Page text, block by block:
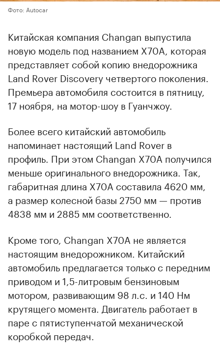
Фото: Autocar
Китайская компания Changan выпустила
новую модель под названием X70A, которая
представляет собой копию внедорожника
Land Rover Discovery четвертого поколения.
Премьера автомобиля состоится в пятницу,
17 ноября, на мотор-шоу в Гуанчжоу.
Более всего китайский автомобиль
напоминает настоящий Land Rover в
профиль. При этом Changan X70A получился
меньше оригинального внедорожника. Так,
габаритная длина X70A составила 4620 мм,
а размер колесной базы 2750 мм — против
4838 мм и 2885 мм соответственно.
Кроме того, Changan X70A не является
настоящим внедорожником. Китайский
автомобиль предлагается только с передним
приводом и 1,5-литровым бензиновым
мотором, развивающим 98 л.с. и 140 Нм
крутящего момента. Двигатель работает в
паре с пятиступенчатой механической
коробкой передач.